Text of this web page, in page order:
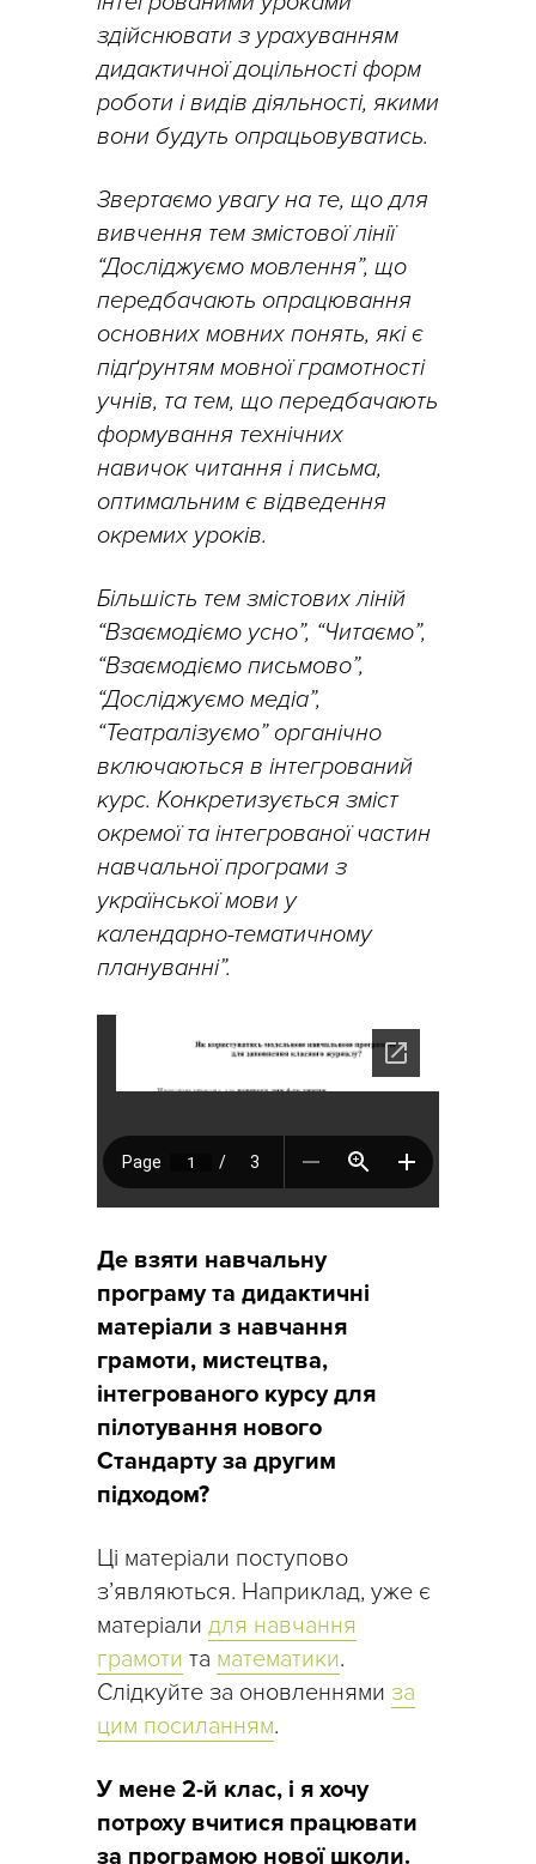
здійснювати з урахуванням
дидактичної доцільності форм
роботи і видів діяльності, якими
вони будуть опрацьовуватись.
Звертаємо увагу на те, що для
вивчення тем змістової лінії
“Досліджуємо мовлення”, що
передбачають опрацювання
основних мовних понять, які є
підґрунтям мовної грамотності
учнів, та тем, що передбачають
формування технічних
навичок читання і письма,
оптимальним є відведення
окремих уроків.
Більшість тем змістових ліній
“Взаємодіємо усно”, “Читаємо”,
“Взаємодіємо письмово”,
“Досліджуємо медіа”,
“Театралізуємо” органічно
включаються в інтегрований
курс. Конкретизується зміст
окремої та інтегрованої частин
навчальної програми з
української мови у
календарно-тематичному
плануванні”.
Де взяти навчальну
програму та дидактичні
матеріали з навчання
грамоти, мистецтва,
інтегрованого курсу для
пілотування нового
Стандарту за другим
підходом?
Ці матеріали поступово
з’являються. Наприклад, уже є
матеріали для навчання
грамоти та математики.
Слідкуйте за оновленнями за
цим посиланням.
У мене 2-й клас, і я хочу
потроху вчитися працювати
за програмою нової школи.